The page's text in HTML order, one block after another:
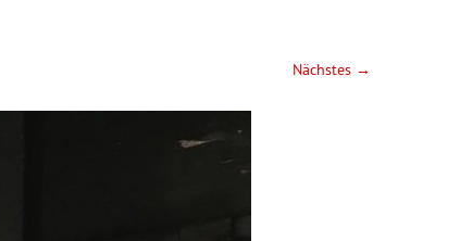
Nächstes →